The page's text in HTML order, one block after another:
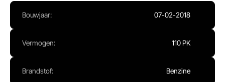
Gesloten
Zo:
Bouwjaar: 07-02-2018
Vermogen: 110 PK
Brandstof: Benzine